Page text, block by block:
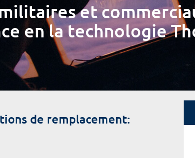
et
en la technologie
de remplacement: